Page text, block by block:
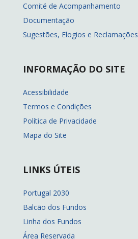
Comité de Acompanhamento
Documentação
Sugestões, Elogios e Reclamações
INFORMAÇÃO DO SITE
Acessibilidade
Termos e Condições
Política de Privacidade
Mapa do Site
LINKS ÚTEIS
Portugal 2030
Balcão dos Fundos
Linha dos Fundos
Área Reservada